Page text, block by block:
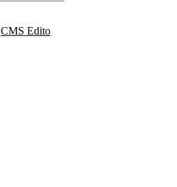
CMS Edito